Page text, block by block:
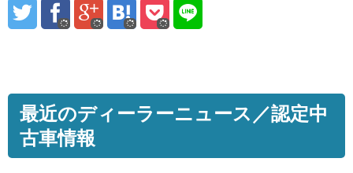
最近のディーラーニュース／認定中
古車情報